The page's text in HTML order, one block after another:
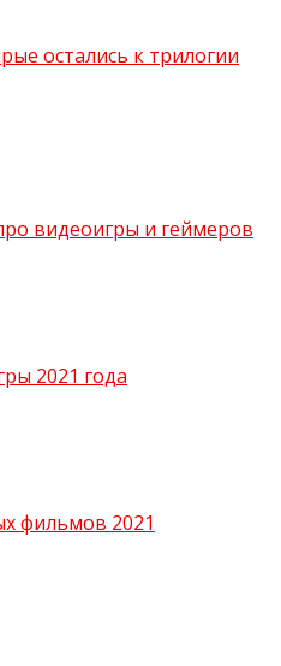
остались к трилогии
видеоигры и геймеров
2021 года
фильмов 2021